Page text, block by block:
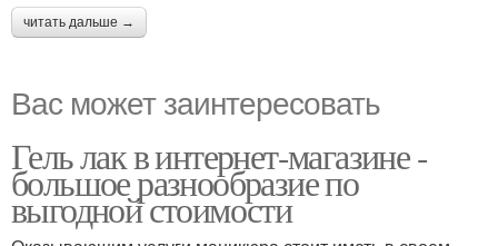
читать дальше →
Вас может заинтересовать
Гель лак в интернет-магазине -
большое разнообразие по
выгодной стоимости